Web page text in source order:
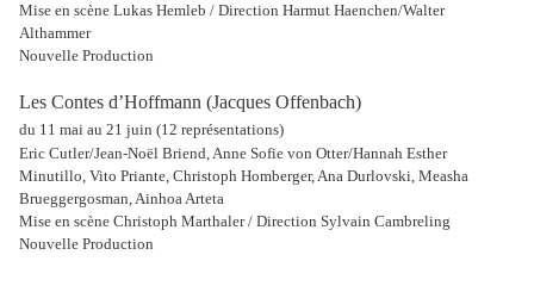
Mise en scène Lukas Hemleb / Direction Harmut Haenchen/Walter
Althammer
Nouvelle Production
Les Contes d’Hoffmann (Jacques Offenbach)
du 11 mai au 21 juin (12 représentations)
Eric Cutler/Jean-Noël Briend, Anne Sofie von Otter/Hannah Esther
Minutillo, Vito Priante, Christoph Homberger, Ana Durlovski, Measha
Brueggergosman, Ainhoa Arteta
Mise en scène Christoph Marthaler / Direction Sylvain Cambreling
Nouvelle Production